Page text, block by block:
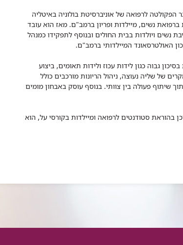
הפקולטה לרפואה של אוניברסיטת בולוניה באיטליה
נשים, מיילדות ופריון ברמב"ם. מאז הוא עובד
נשים ויולדות בבית החולים ובנוסף לתפקידו כמנהל
האולטרסאונד המיילדותי ברמב"ם.
גבוה כגון לידות עכוז ולידות תאומים, ביצוע
של שליה נעוצה, ניהול הריונות מורכבים כולל
שיתוף פעולה בין צוותי. בנוסף עוסק באבחון מומים
סטודנטים לרפואה ומיילדות בקורסי על, הוא